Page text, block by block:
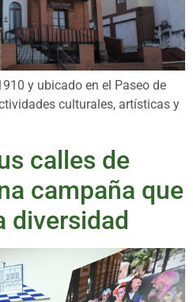
y ubicado en el Paseo de
culturales, artísticas y
calles de
campaña que
diversidad